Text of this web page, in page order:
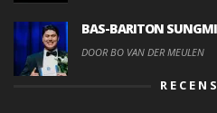
BAS-BARITON
DOOR BO VAN DER MEULEN